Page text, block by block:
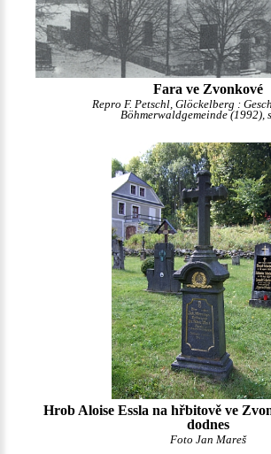
Fara ve Zvonkové
Repro F. Petschl, Glöckelberg :
Böhmerwaldgemeinde (1992),
Hrob Aloise Essla na hřbitově ve
dodnes
Foto Jan Mareš